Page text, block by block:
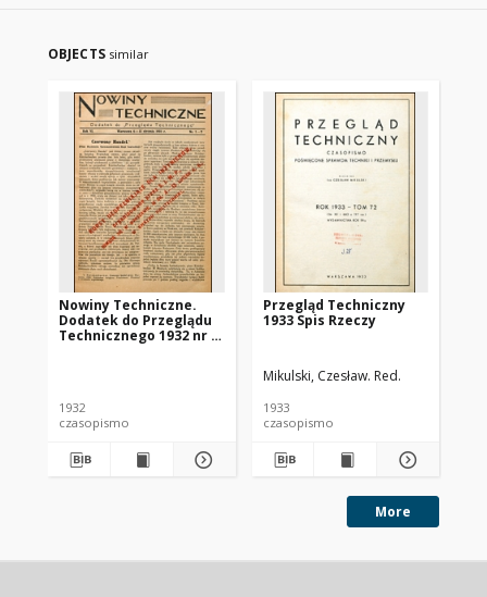
OBJECTS similar
Nowiny Techniczne.
Dodatek do Przeglądu
Technicznego 1932 nr 1-
1932
czasopismo
Przegląd Techniczny
1933 Spis Rzeczy
Mikulski, Czesław. Red.
1933
czasopismo
More